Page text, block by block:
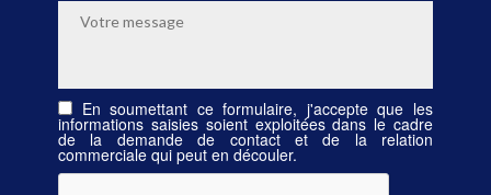
En soumettant ce formulaire, j'accepte que les
informations saisies soient exploitées dans le cadre
de la demande de contact et de la relation
commerciale qui peut en découler.